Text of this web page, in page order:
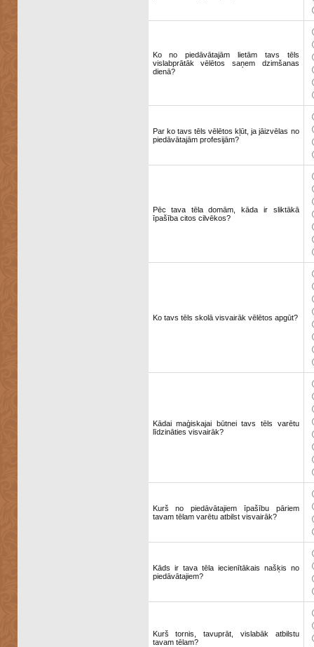
Ko no piedāvātajām lietām tavs tēls
vislabprātāk vēlētos saņem dzimšanas
dienā?
Par ko tavs tēls vēlētos kļūt, ja jāizvēlas no
piedāvātajām profesijām?
Pēc tava tēla domām, kāda ir sliktākā
īpašība citos cilvēkos?
Ko tavs tēls skolā visvairāk vēlētos apgūt?
Kādai maģiskajai būtnei tavs tēls varētu
līdzināties visvairāk?
Kurš no piedāvātajiem īpašību pāriem
tavam tēlam varētu atbilst visvairāk?
Kāds ir tava tēla iecienītākais našķis no
piedāvātajiem?
Kurš tornis, tavuprāt, vislabāk atbilstu
tavam tēlam?